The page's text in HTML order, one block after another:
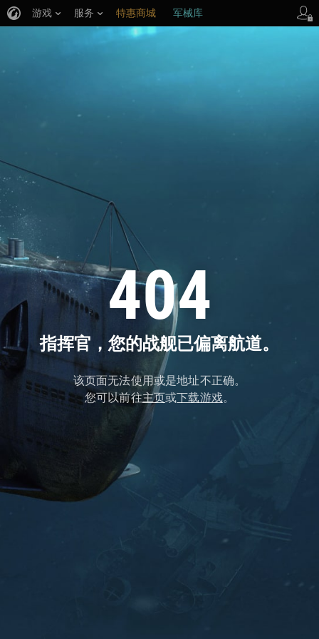
404
指挥官，您的战舰已偏离航道。
该页面无法使用或是地址不正确。
您可以前往主页或下载游戏。
游戏 服务 特惠商城 军械库